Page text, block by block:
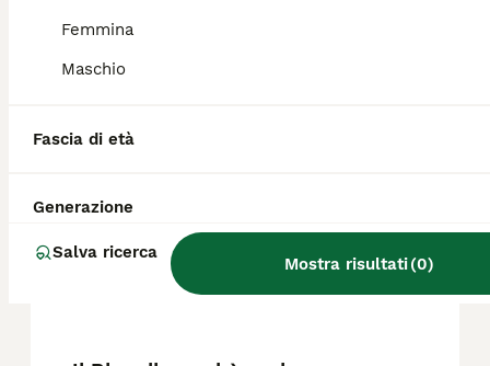
Femmina
Maschio
Fascia di età
Generazione
Salva ricerca
Mostra risultati(0)
a controlli veterinari regolari per monitorare
Bloodhound?
Dove si trovano gli
allevamenti di Bloodhound in